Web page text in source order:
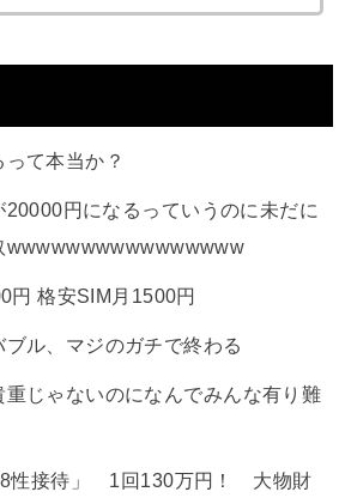
て本当か？
20000円になるっていうのに未だに
wwwwwwwwwwwwwwww
円 格安SIM月1500円
ブル、マジのガチで終わる
重じゃないのになんでみんな有り難
性接待」 1回130万円！ 大物財